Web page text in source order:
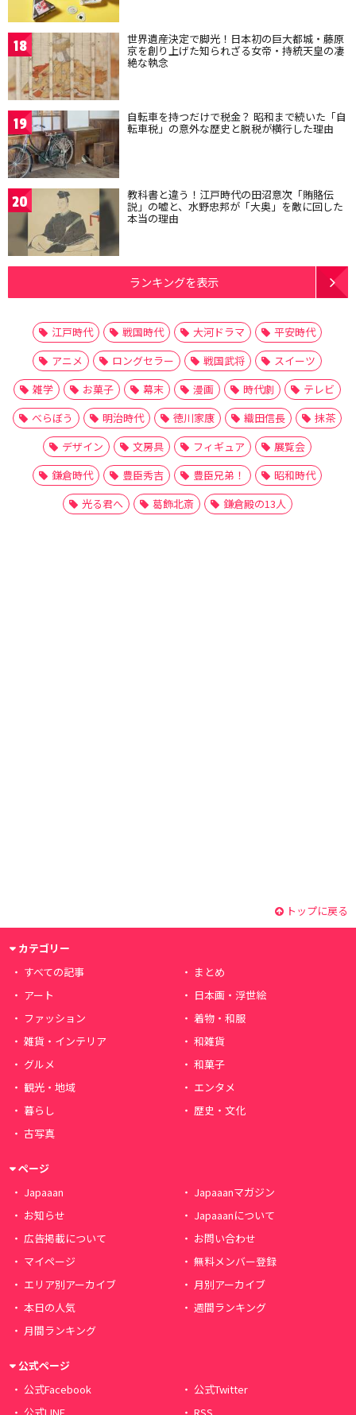
18 世界遺産決定で脚光！日本初の巨大都城・藤原
京を創り上げた知られざる女帝・持統天皇の凄
絶な執念
19 自転車を持つだけで税金？ 昭和まで続いた「自
転車税」の意外な歴史と脱税が横行した理由
20 教科書と違う！江戸時代の田沼意次「賄賂伝
説」の嘘と、水野忠邦が「大奥」を敵に回した
本当の理由
ランキングを表示
江戸時代 戦国時代 大河ドラマ
平安時代
アニメ
ロングセラー 戦国武将
スイーツ
雑学
お菓子 幕末 漫画 時代劇
テレビ
べらぼう
明治時代 徳川家康 織田信長
抹茶
デザイン
文房具 フィギュア
展覧会
鎌倉時代
豊臣秀吉 豊臣兄弟！
昭和時代
光る君へ
葛飾北斎 鎌倉殿の13人
トップに戻る
カテゴリー
すべての記事
まとめ
アート
日本画・浮世絵
ファッション
着物・和服
雑貨・インテリア
和雑貨
グルメ
和菓子
観光・地域
エンタメ
暮らし
歴史・文化
古写真
ページ
Japaaan
Japaaanマガジン
お知らせ
Japaaanについて
広告掲載について
お問い合わせ
マイページ
無料メンバー登録
エリア別アーカイブ
月別アーカイブ
本日の人気
週間ランキング
月間ランキング
公式ページ
公式Facebook
公式Twitter